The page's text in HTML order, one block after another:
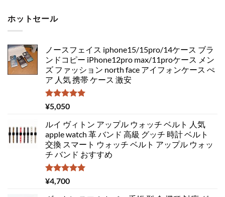
ホットセール
ノースフェイス iphone15/15pro/14ケース ブラ
ンドコピー iPhone12pro max/11proケース メン
ズ ファッション north face アイフォンケース ぺ
ア 人気 携帯 ケース 激安
5段階中
5.00
¥5,050
ルイ ヴィトン アップル ウォッチ ベルト 人気
apple watch 革 バンド 高級 グッチ 時計 ベルト
交換 スマート ウォッチ ベルト アップル ウォッ
チ バンド おすすめ
5段階中
5.00
¥4,700